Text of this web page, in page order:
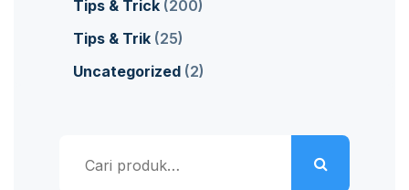
Tips & Trick (200)
Tips & Trik (25)
Uncategorized (2)
untuk: